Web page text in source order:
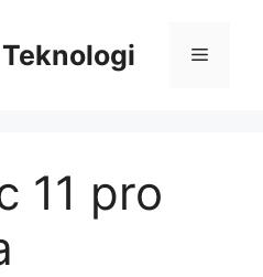
Menu
11 pro